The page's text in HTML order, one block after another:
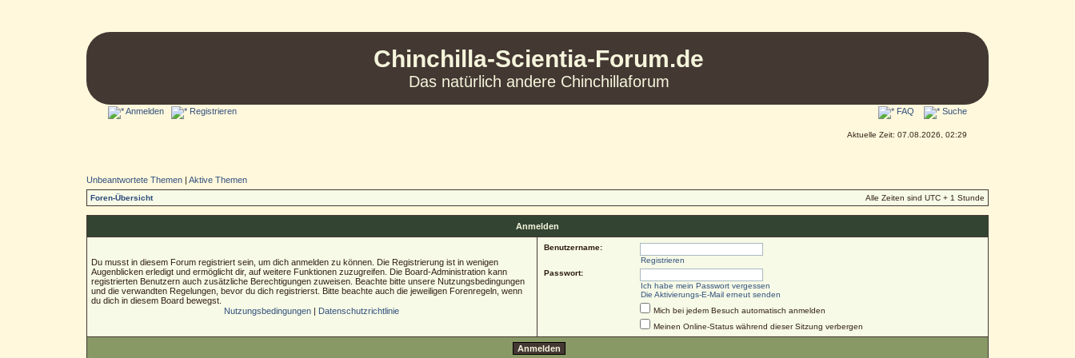
Chinchilla-Scientia-Forum.de
Das natürlich andere Chinchillaforum
Anmelden Registrieren FAQ Suche
Aktuelle Zeit: 07.08.2026, 02:29
Unbeantwortete Themen| Aktive Themen
Foren-Übersicht Alle Zeiten sind UTC + 1 Stunde
Anmelden
Du musst in diesem Forum registriert sein, um dich anmelden zu können. Die Registrierung ist in wenigen
Augenblicken erledigt und ermöglicht dir, auf weitere Funktionen zuzugreifen. Die Board-Administration kann
registrierten Benutzern auch zusätzliche Berechtigungen zuweisen. Beachte bitte unsere Nutzungsbedingungen
und die verwandten Regelungen, bevor du dich registrierst. Bitte beachte auch die jeweiligen Forenregeln, wenn
du dich in diesem Board bewegst.
Nutzungsbedingungen | Datenschutzrichtlinie
Benutzername:
Registrieren
Passwort:
Ich habe mein Passwort vergessen
Die Aktivierungs-E-Mail erneut senden
Mich bei jedem Besuch automatisch anmelden
Meinen Online-Status während dieser Sitzung verbergen